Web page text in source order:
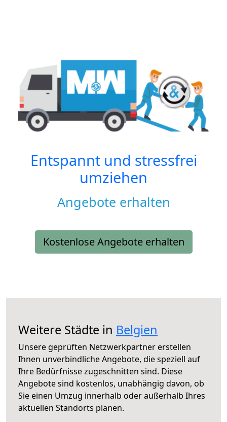
Entspannt und stressfrei
umziehen
Angebote erhalten
Kostenlose Angebote erhalten
Weitere Städte in Belgien
Unsere geprüften Netzwerkpartner erstellen
Ihnen unverbindliche Angebote, die speziell auf
Ihre Bedürfnisse zugeschnitten sind. Diese
Angebote sind kostenlos, unabhängig davon, ob
Sie einen Umzug innerhalb oder außerhalb Ihres
aktuellen Standorts planen.